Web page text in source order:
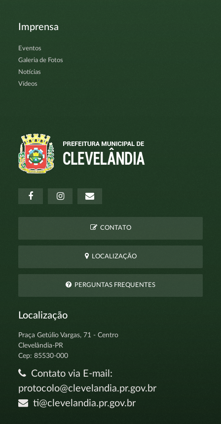
Imprensa
Eventos
Galeria de Fotos
Notícias
Vídeos
CONTATO
LOCALIZAÇÃO
PERGUNTAS FREQUENTES
Localização
Praça Getúlio Vargas, 71 - Centro
Clevelândia-PR
Cep: 85530-000
Contato via E-mail:
protocolo@clevelandia.pr.gov.br
ti@clevelandia.pr.gov.br